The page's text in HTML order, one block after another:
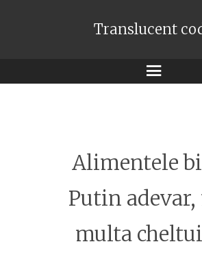
Translucent
Meniu
Alimentele
Putin
multa